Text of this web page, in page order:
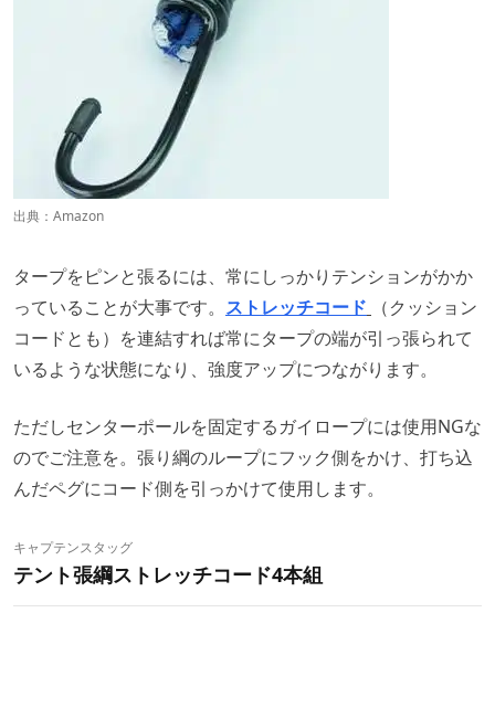
出典： Amazon
タープをピンと張るには、常にしっかりテンションがかか
っていることが大事です。 ストレッチコード
（クッション
コードとも）を連結すれば常にタープの端が引っ張られて
いるような状態になり、強度アップにつながります。
ただしセンターポールを固定するガイロープには使用NGな
のでご注意を。張り綱のループにフック側をかけ、打ち込
んだペグにコード側を引っかけて使用します。
キャプテンスタッグ
テント張綱ストレッチコード4本組